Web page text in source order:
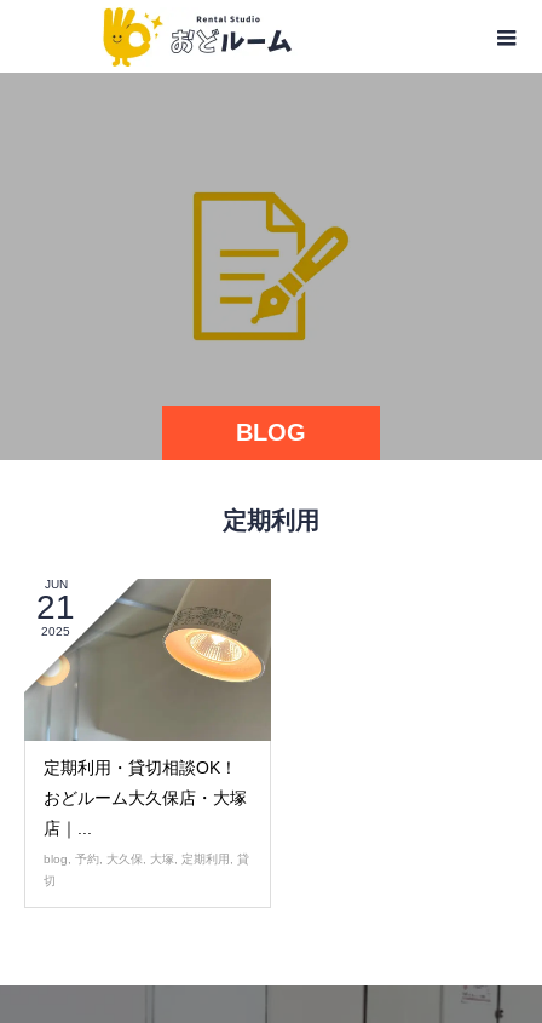
BLOG
定期利用
JUN
21
2025
定期利用・貸切相談OK！
おどルーム大久保店・大塚
店｜...
blog 予約 大久保 大塚 定期利用
貸
切